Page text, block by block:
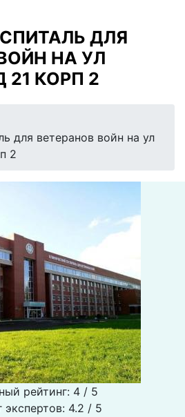
ДЛЯ
НА УЛ
КОРП 2
для ветеранов войн на ул
2
рейтинг: 4 / 5
экспертов: 4.2 / 5